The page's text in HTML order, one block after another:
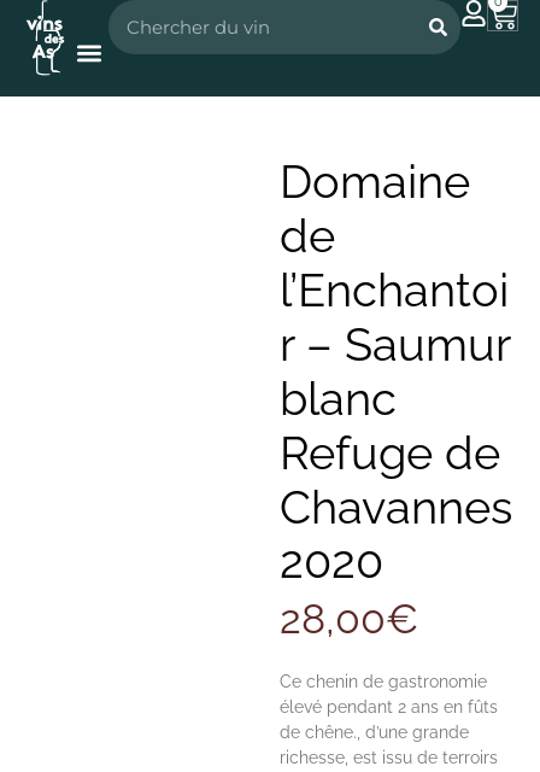
Domaine
de
l’Enchantoi
r – Saumur
blanc
Refuge de
Chavannes
2020
28,00€
Ce chenin de gastronomie
élevé pendant 2 ans en fûts
de chêne., d’une grande
richesse, est issu de terroirs